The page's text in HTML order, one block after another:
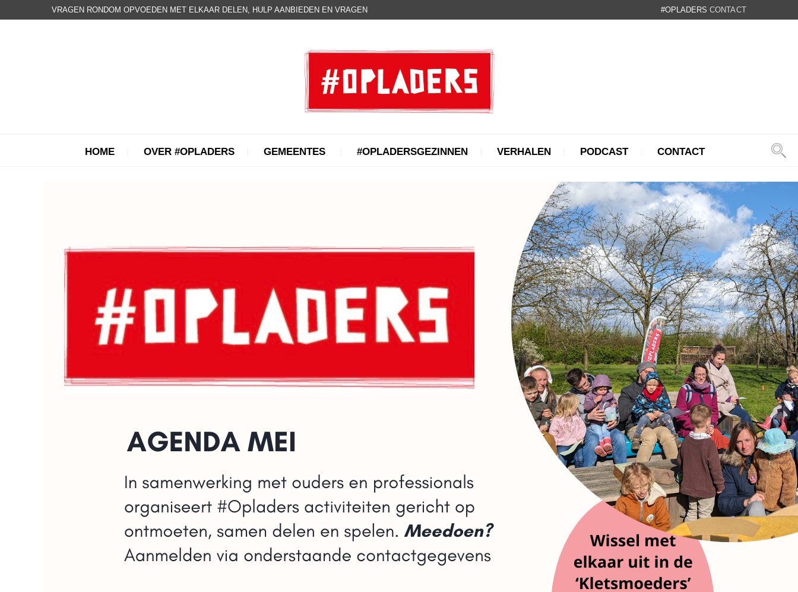
VRAGEN RONDOM OPVOEDEN MET ELKAAR DELEN, HULP AANBIEDEN EN VRAGEN #OPLADERS CONTACT
HOME OVER #OPLADERS GEMEENTES #OPLADERSGEZINNEN VERHALEN PODCAST CONTACT